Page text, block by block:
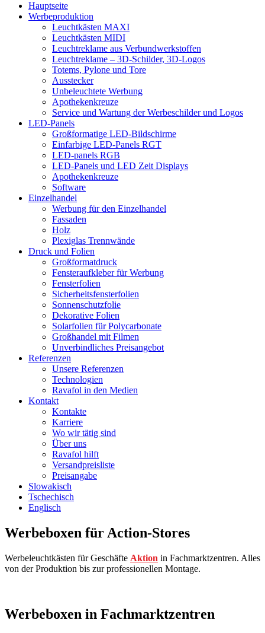
Hauptseite
Werbeproduktion
Leuchtkästen MAXI
Leuchtkästen MIDI
Leuchtreklame aus Verbundwerkstoffen
Leuchtreklame – 3D-Schilder, 3D-Logos
Totems, Pylone und Tore
Ausstecker
Unbeleuchtete Werbung
Apothekenkreuze
Service und Wartung der Werbeschilder und Logos
LED-Panels
Großformatige LED-Bildschirme
Einfarbige LED-Panels RGT
LED-panels RGB
LED-Panels und LED Zeit Displays
Apothekenkreuze
Software
Einzelhandel
Werbung für den Einzelhandel
Fassaden
Holz
Plexiglas Trennwände
Druck und Folien
Großformatdruck
Fensteraufkleber für Werbung
Fensterfolien
Sicherheitsfensterfolien
Sonnenschutzfolie
Dekorative Folien
Solarfolien für Polycarbonate
Großhandel mit Filmen
Unverbindliches Preisangebot
Referenzen
Unsere Referenzen
Technologien
Ravafol in den Medien
Kontakt
Kontakte
Karriere
Wo wir tätig sind
Über uns
Ravafol hilft
Versandpreisliste
Preisangabe
Slowakisch
Tschechisch
Englisch
Werbeboxen für Action-Stores
Werbeleuchtkästen für Geschäfte Aktion in Fachmarktzentren. Alles
von der Produktion bis zur professionellen Montage.
Werbeboxen in Fachmarktzentren